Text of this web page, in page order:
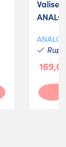
Valise